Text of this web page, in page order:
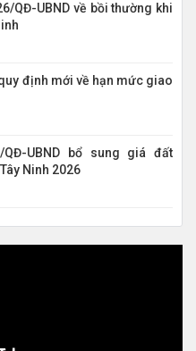
QĐ-UBND về bồi thường khi
định mới về hạn mức giao
QĐ-UBND bổ sung giá đất
Ninh 2026